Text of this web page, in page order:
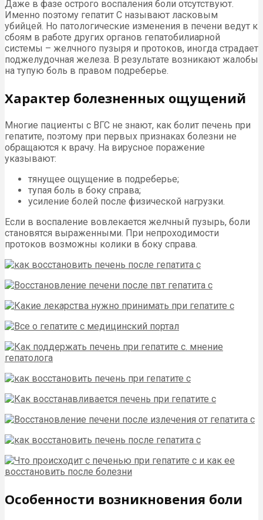
Даже в фазе острого воспаления боли отсутствуют.
Именно поэтому гепатит С называют ласковым
убийцей. Но патологические изменения в печени ведут к
сбоям в работе других органов гепатобилиарной
системы – желчного пузыря и протоков, иногда страдает
поджелудочная железа. В результате возникают жалобы
на тупую боль в правом подреберье.
Характер болезненных ощущений
Многие пациенты с ВГС не знают, как болит печень при
гепатите, поэтому при первых признаках болезни не
обращаются к врачу. На вирусное поражение
указывают:
тянущее ощущение в подреберье;
тупая боль в боку справа;
усиление болей после физической нагрузки.
Если в воспаление вовлекается желчный пузырь, боли
становятся выраженными. При непроходимости
протоков возможны колики в боку справа.
Особенности возникновения боли